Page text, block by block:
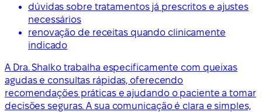
dúvidas sobre tratamentos já prescritos e ajustes
necessários
renovação de receitas quando clinicamente
indicado
A Dra. Shalko trabalha especificamente com queixas
agudas e consultas rápidas, oferecendo
recomendações práticas e ajudando o paciente a tomar
decisões seguras. A sua comunicação é clara e simples,